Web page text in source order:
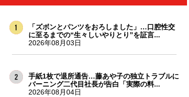
「ズボンとパンツをおろしました」…口腔性交
に至るまでの“生々しいやりとり”を証言...
2026年08月03日
手紙1枚で退所通告…藤あや子の独立トラブルに
バーニング二代目社長が告白「実際の料...
2026年08月04日